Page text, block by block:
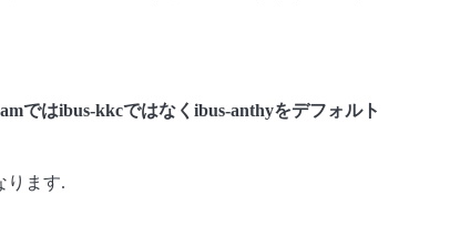
ではibus-kkcではなくibus-anthyをデフォルト
ります.